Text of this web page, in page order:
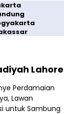
Lahore